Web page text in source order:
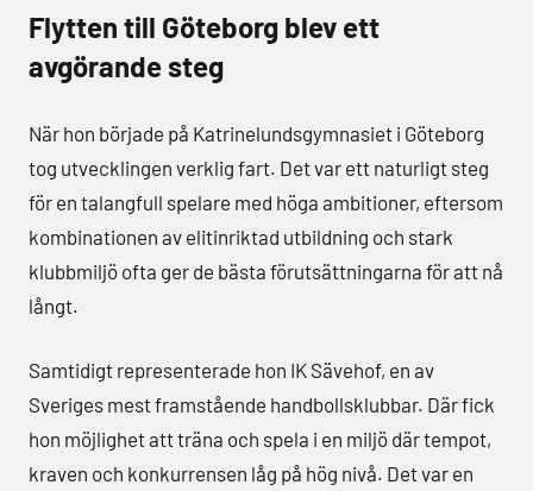
Flytten till Göteborg blev ett
avgörande steg
När hon började på Katrinelundsgymnasiet i Göteborg
tog utvecklingen verklig fart. Det var ett naturligt steg
för en talangfull spelare med höga ambitioner, eftersom
kombinationen av elitinriktad utbildning och stark
klubbmiljö ofta ger de bästa förutsättningarna för att nå
långt.
Samtidigt representerade hon IK Sävehof, en av
Sveriges mest framstående handbollsklubbar. Där fick
hon möjlighet att träna och spela i en miljö där tempot,
kraven och konkurrensen låg på hög nivå. Det var en